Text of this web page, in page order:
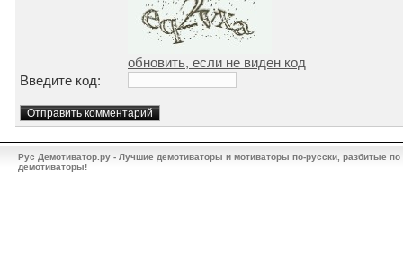
обновить, если не виден код
Введите код:
Рус Демотиватор.ру - Лучшие демотиваторы и мотиваторы по-русски, разбитые
демотиваторы!